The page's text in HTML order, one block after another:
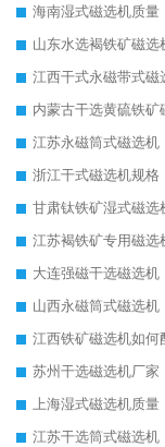
海南湿式磁选机质量
山东水选褐铁矿磁选
江西干式永磁带式磁
内蒙古干选黄硫铁矿
江苏永磁筒式磁选机
浙江干式磁选机规格
甘肃钛铁矿湿式磁选
江苏褐铁矿专用磁选
大连强磁干选磁选机
山西永磁筒式磁选机
江西铁矿磁选机如何
苏州干选磁选机厂家
上海湿式磁选机质量
江苏干选筒式磁选机